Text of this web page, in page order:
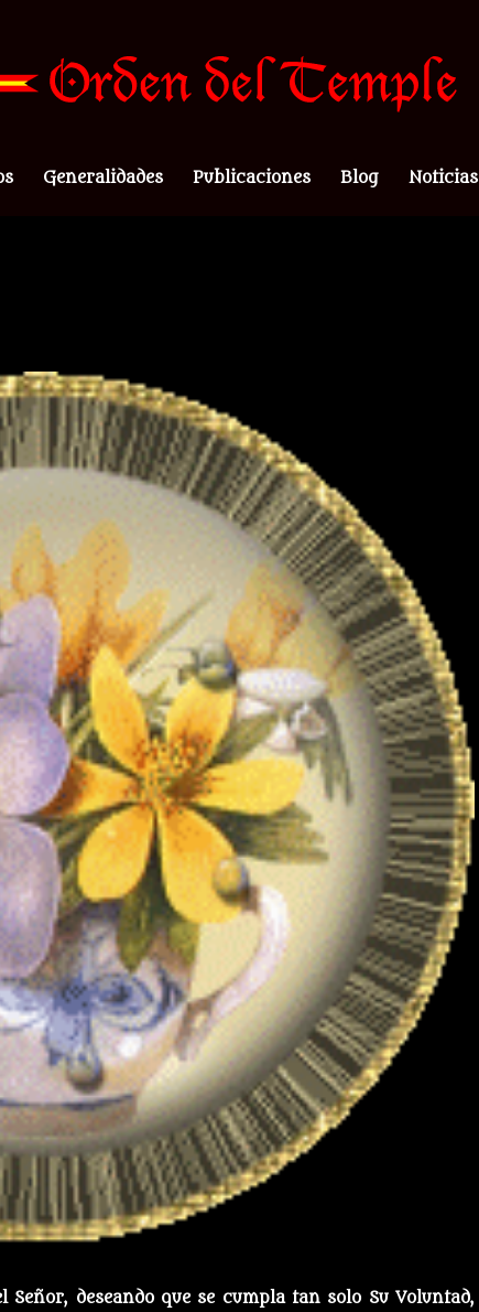
Generalidades Publicaciones Blog Noticias
deseando que se cumpla tan solo Su Voluntad,